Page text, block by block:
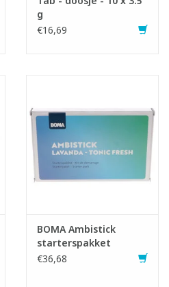
g
€16,69
BOMA Ambistick
starterspakket
€36,68